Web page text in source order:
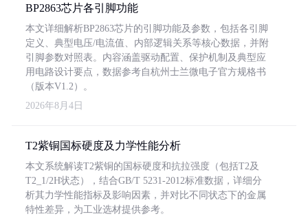
BP2863芯片各引脚功能
本文详细解析BP2863芯片的引脚功能及参数，包括各引脚
定义、典型电压/电流值、内部逻辑关系等核心数据，并附
引脚参数对照表。内容涵盖驱动配置、保护机制及典型应
用电路设计要点，数据参考自杭州士兰微电子官方规格书
（版本V1.2）。
2026年8月4日
T2紫铜国标硬度及力学性能分析
本文系统解读T2紫铜的国标硬度和抗拉强度（包括T2及
T2_1/2H状态），结合GB/T 5231-2012标准数据，详细分
析其力学性能指标及影响因素，并对比不同状态下的金属
特性差异，为工业选材提供参考。